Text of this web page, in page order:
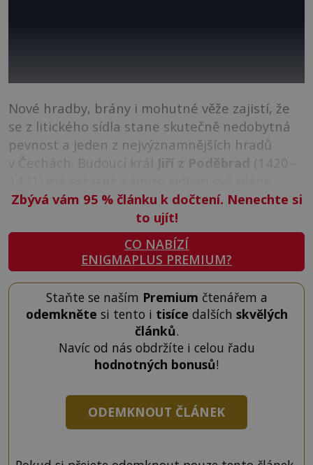
Nové hradby, brány i mohutné věže zajistí, že
se z litického sídla stane skutečně nedobytná
pevnost a jeden z nejvýznamnějších hradů
v Čechách. Budoucí král Jiří z Poděbrad (1420–
Zbývá vám 95 %článku k dočtení. Nenechte si
to ujít!
CO NABÍZÍ
ENIGMAPLUS PREMIUM?
Staňte se naším Premium čtenářem a
odemkněte si tento i tisíce dalších skvělých
článků.
Navíc od nás obdržíte i celou řadu
hodnotných bonusů!
ODEMKNOUT ČLÁNEK